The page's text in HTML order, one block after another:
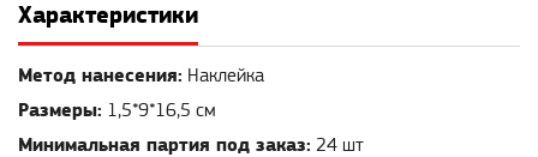
Характеристики
Метод нанесения: Наклейка
Размеры: 1,5*9*16,5 см
Минимальная партия под заказ: 24 шт